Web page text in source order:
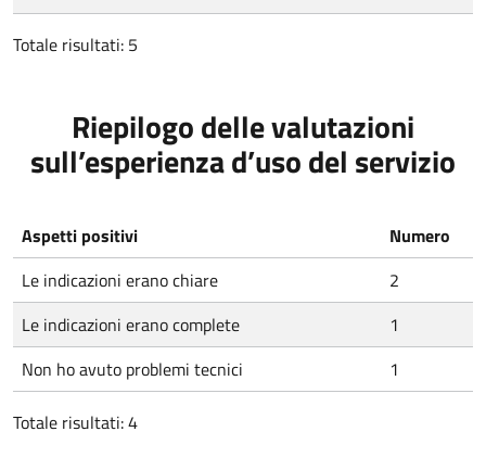
Totale risultati: 5
Riepilogo delle valutazioni
sull’esperienza d’uso del servizio
Aspetti positivi
Numero
Le indicazioni erano chiare
2
Le indicazioni erano complete
1
Non ho avuto problemi tecnici
1
Totale risultati: 4